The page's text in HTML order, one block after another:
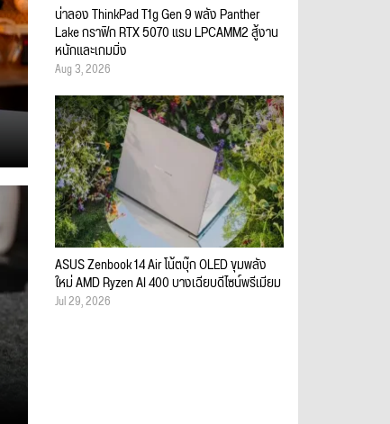
น่าลอง ThinkPad T1g Gen 9 พลัง Panther
Lake กราฟิก RTX 5070 แรม LPCAMM2 สู้งาน
หนักและเกมมิ่ง
Aug 3, 2026
ASUS Zenbook 14 Air โน้ตบุ๊ก OLED ขุมพลัง
ใหม่ AMD Ryzen AI 400 บางเฉียบดีไซน์พรีเมียม
Jul 29, 2026